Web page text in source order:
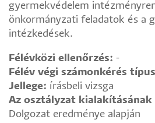
gyermekvédelem
önkormányzati feladatok és a
intézkedések.
Félévközi ellenőrzés: -
Félév végi számonkérés
Jellege: írásbeli vizsga
Az osztályzat kialakításának
Dolgozat eredménye alapján